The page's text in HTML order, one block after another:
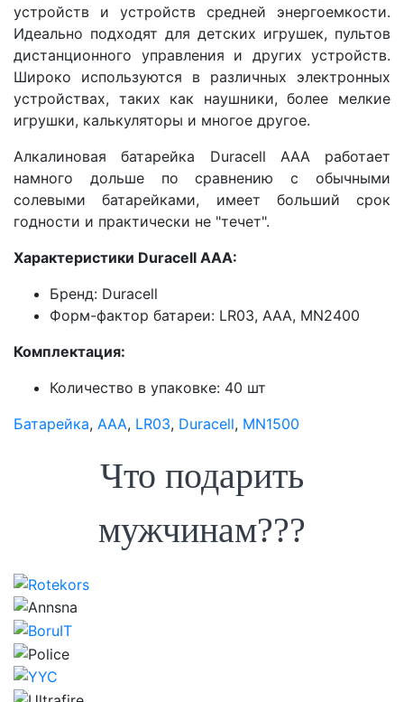
устройств и устройств средней энергоемкости.
Идеально подходят для детских игрушек, пультов
дистанционного управления и других устройств.
Широко используются в различных электронных
устройствах, таких как наушники, более мелкие
игрушки, калькуляторы и многое другое.
Алкалиновая батарейка Duracell АAА работает
намного дольше по сравнению с обычными
солевыми батарейками, имеет больший срок
годности и практически не "течет".
Характеристики Duracell AAA:
Бренд: Duracell
Форм-фактор батареи: LR03, AAA, MN2400
Комплектация:
Количество в упаковке: 40 шт
Батарейка, AAA, LR03, Duracell, MN1500
Что подарить
мужчинам???